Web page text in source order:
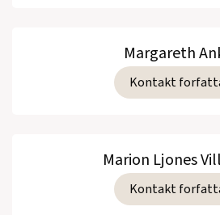
Margareth
Kontakt
Marion Ljones
Kontakt